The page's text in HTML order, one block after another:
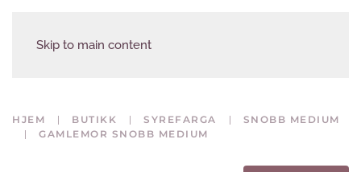
Skip to main content
HJEM BUTIKK SYREFARGA
SNOBB MEDIUM
GAMLEMOR SNOBB MEDIUM